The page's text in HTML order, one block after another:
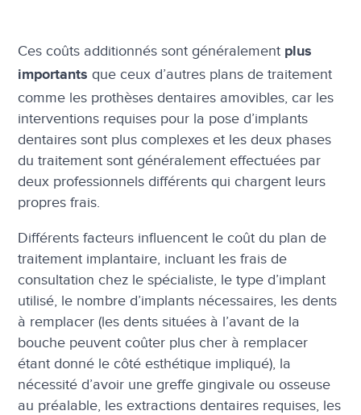
Ces coûts additionnés sont généralement plus
importants que ceux d’autres plans de traitement
comme les prothèses dentaires amovibles, car les
interventions requises pour la pose d’implants
dentaires sont plus complexes et les deux phases
du traitement sont généralement effectuées par
deux professionnels différents qui chargent leurs
propres frais.
Différents facteurs influencent le coût du plan de
traitement implantaire, incluant les frais de
consultation chez le spécialiste, le type d’implant
utilisé, le nombre d’implants nécessaires, les dents
à remplacer (les dents situées à l’avant de la
bouche peuvent coûter plus cher à remplacer
étant donné le côté esthétique impliqué), la
nécessité d’avoir une greffe gingivale ou osseuse
au préalable, les extractions dentaires requises, les